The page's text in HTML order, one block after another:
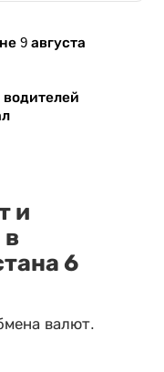
9 августа
водителей
и
6
валют.